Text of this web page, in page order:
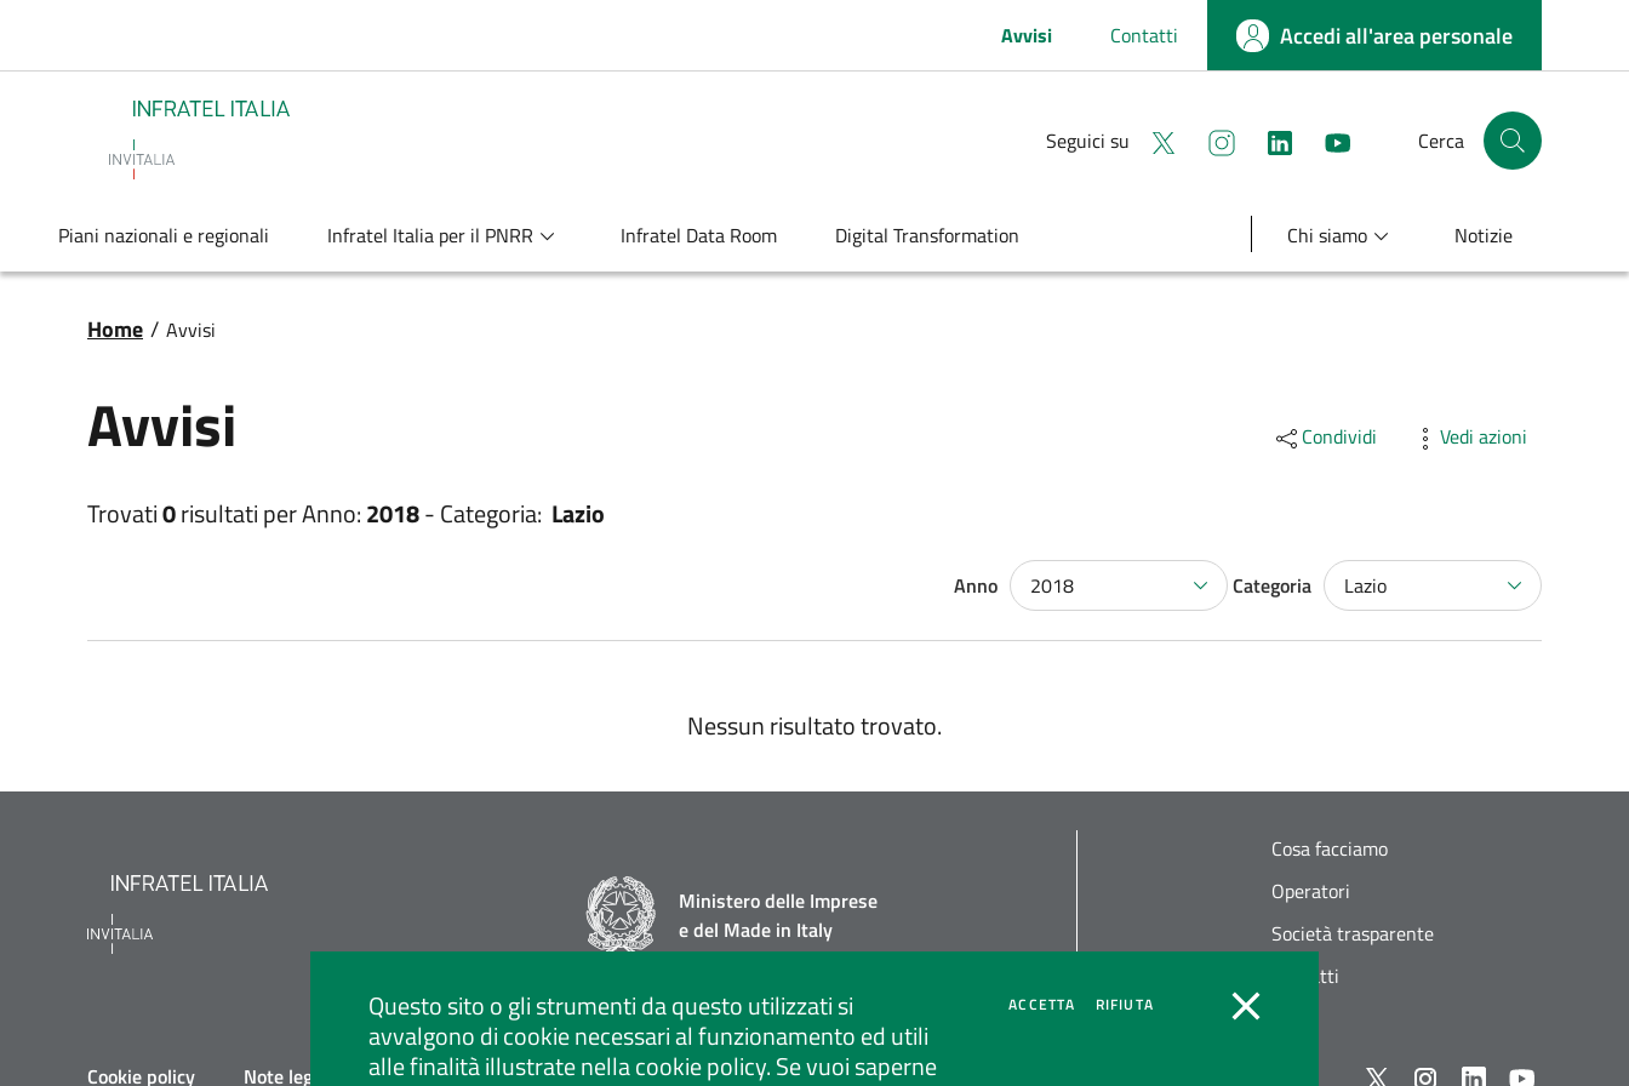
Avvisi Contatti Accedi all'area personale
Infratel Seguici su Seguici su XSeguici su instagram
linkedin youtubeCerca Cerca nel sito
Piani nazionali e regionali Infratel Italia per il PNRR Infratel Data Room Digital Transformation Chi siamo Notizie
Briciole di pane
Home / Avvisi
Avvisi Condividi Vedi azioni
Trovati0risultati perAnno:2018-Categoria: Lazio
Anno 2018 Categoria Lazio
Nessun risultato trovato.
Questo sito o gli strumenti da questo utilizzati si
avvalgono di cookie necessari al funzionamento ed utili
alle finalità illustrate nella cookie policy. Se vuoi saperne
ACCETTA COOKIES
RIFIUTACOOKIES
Ministero delle Imprese
e del Made in Italy
Cosa facciamo
Operatori
Società trasparente
Contatti
Cookie policy Note legali Privacy policy Social media policy Privacy policy call center Seguici su Xinstagram
linkedin